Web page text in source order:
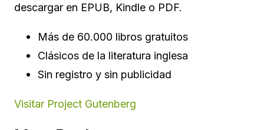
descargar en EPUB, Kindle o PDF.
Más de 60.000 libros gratuitos
Clásicos de la literatura inglesa
Sin registro y sin publicidad
Visitar Project Gutenberg